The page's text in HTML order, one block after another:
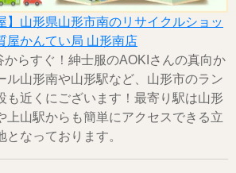
】山形県山形市南のリサイクルショッ
屋かんてい局 山形南店
らすぐ！紳士服のAOKIさんの真向か
山形南や山形駅など、山形市のラン
も近くにございます！最寄り駅は山形
上山駅からも簡単にアクセスできる立
となっております。